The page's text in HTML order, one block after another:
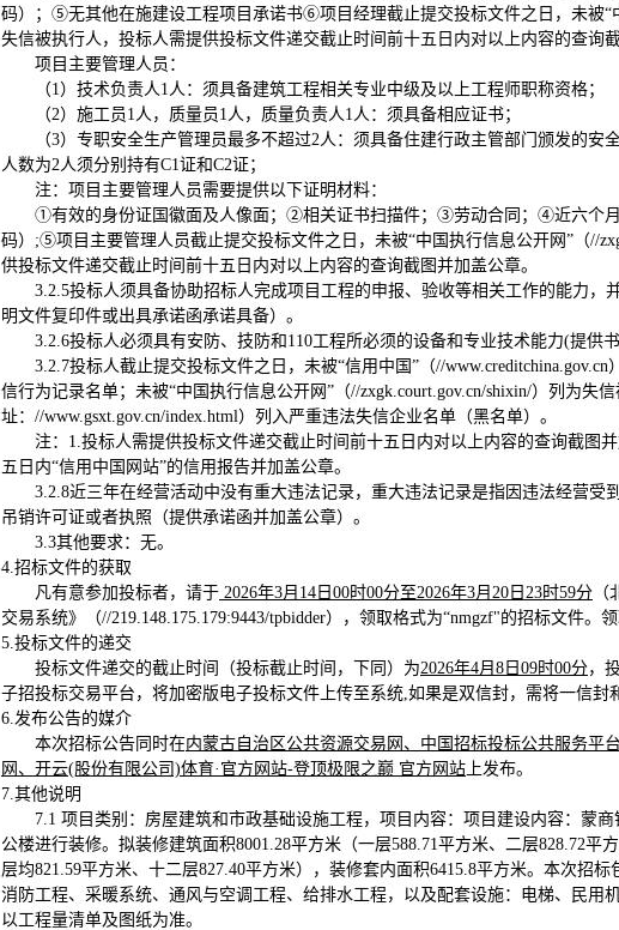
码）；⑤无其他在施建设工程项目承诺书⑥项目经理截止提交投标文件之日，未被“
失信被执行人，投标人需提供投标文件递交截止时间前十五日内对以上内容的查询
项目主要管理人员：
（1）技术负责人1人：须具备建筑工程相关专业中级及以上工程师职称资格；
（2）施工员1人，质量员1人，质量负责人1人：须具备相应证书；
（3）专职安全生产管理员最多不超过2人：须具备住建行政主管部门颁发的
人数为2人须分别持有C1证和C2证；
注：项目主要管理人员需要提供以下证明材料：
①有效的身份证国徽面及人像面；②相关证书扫描件；③劳动合同；④近六个
码）;⑤项目主要管理人员截止提交投标文件之日，未被“中国执行信息公开网”（//
供投标文件递交截止时间前十五日内对以上内容的查询截图并加盖公章。
3.2.5投标人须具备协助招标人完成项目工程的申报、验收等相关工作的能力，
明文件复印件或出具承诺函承诺具备）。
3.2.6投标人必须具有安防、技防和110工程所必须的设备和专业技术能力(提供
3.2.7投标人截止提交投标文件之日，未被“信用中国”（//
信行为记录名单；未被“中国执行信息公开网”（//zxgk.court.gov.cn/shixin/）列为失
址：//www.gsxt.gov.cn/index.html）列入严重违法失信企业名单（黑名单）。
注：1.投标人需提供投标文件递交截止时间前十五日内对以上内容的查询截图
五日内“信用中国网站”的信用报告并加盖公章。
3.2.8近三年在经营活动中没有重大违法记录，重大违法记录是指因违法经营受
吊销许可证或者执照（提供承诺函并加盖公章）。
3.3其他要求：无。
4.招标文件的获取
凡有意参加投标者，请于 2026年3月 14 日 00时00分至2026年3月 20 日 23时59分
交易系统》（//219.148.175.179:9443/tpbidder），领取格式为“nmgzf"的招标文件。
5.投标文件的递交
投标文件递交的截止时间（投标截止时间，下同）为2026年4月 8 日 09时00分，
子招投标交易平台，将加密版电子投标文件上传至系统,如果是双信封，需将一信封
6.发布公告的媒介
本次招标公告同时在内蒙古自治区公共资源交易网、中国招标投标公共服务平
网、开云(股份有限公司)体育·官方网站-登顶极限之巅 官方网站 上发布。
7.其他说明
7.1 项目类别：房屋建筑和市政基础设施工程，项目内容：项目建设内容：蒙
公楼进行装修。拟装修建筑面积8001.28平方米（一层588.71平方米、二层828.72平
层均821.59平方米、十二层827.40平方米），装修套内面积6415.8平方米。本次招
消防工程、采暖系统、通风与空调工程、给排水工程，以及配套设施：电梯、民用
以工程量清单及图纸为准。